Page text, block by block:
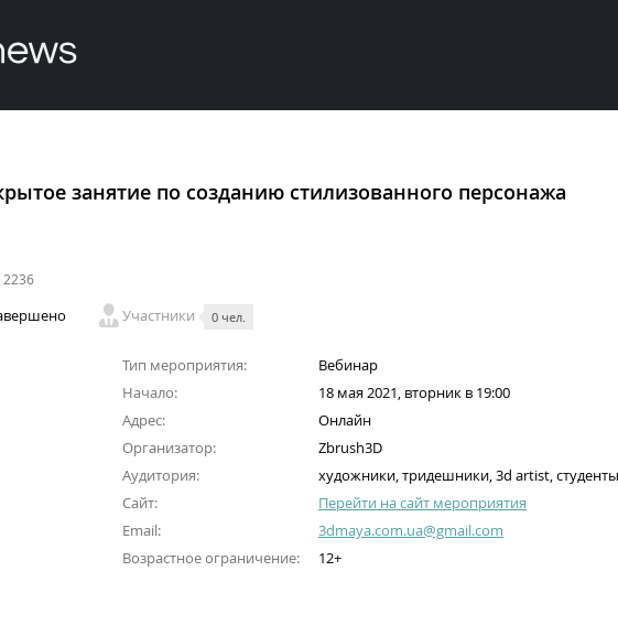
занятие по созданию стилизованного персонажа
2236
Участники 0 чел.
Тип мероприятия:
Вебинар
Начало:
18 мая 2021, вторник в 19:00
Адрес:
Онлайн
Организатор:
Zbrush3D
Аудитория:
художники, тридешники, 3d artist, студенты
Сайт:
Перейти на сайт мероприятия
Email:
3dmaya.com.ua@gmail.com
Возрастное ограничение:
12+